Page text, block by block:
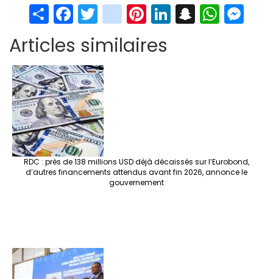
S
h
ar
e
Fa
ce
b
o
o
k
T
wi
tt
er
in
st
ag
Pi
er
Li S W
Articles similaires
RDC : près de 138 millions USD déjà décaissés sur l’Eurobond,
d’autres financements attendus avant fin 2026, annonce le
gouvernement